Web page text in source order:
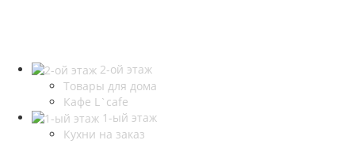
2-ой этаж
Товары для дома
Кафе L`cafe
1-ый этаж
Кухни на заказ